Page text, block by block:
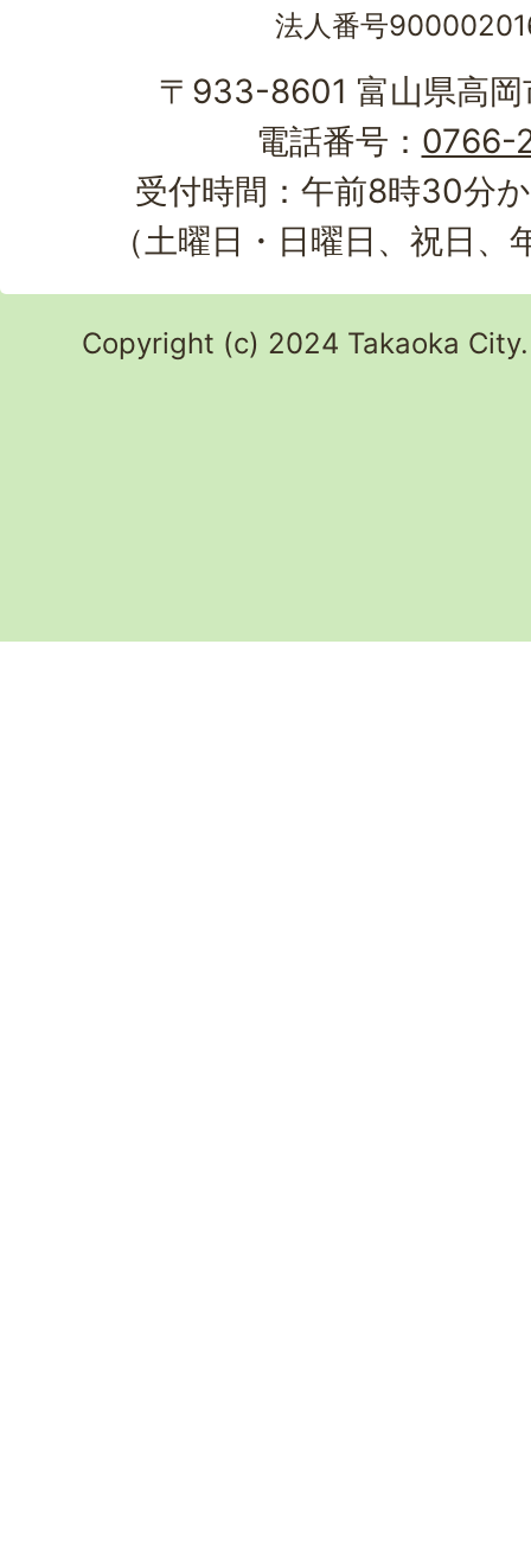
法人番号
〒933-8601 富山県高
電話番号： 0766-
受付時間：午前8時30分
（土曜日・日曜日、祝日
Copyright (c) 2024 Takaoka